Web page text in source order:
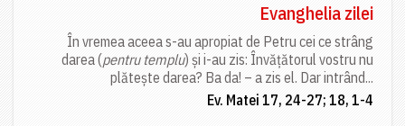
Evanghelia zilei
În vremea aceea s-au apropiat de Petru cei ce strâng
darea (pentru templu) și i-au zis: Învățătorul vostru nu
plătește darea? Ba da! – a zis el. Dar intrând...
Ev. Matei 17, 24-27; 18, 1-4